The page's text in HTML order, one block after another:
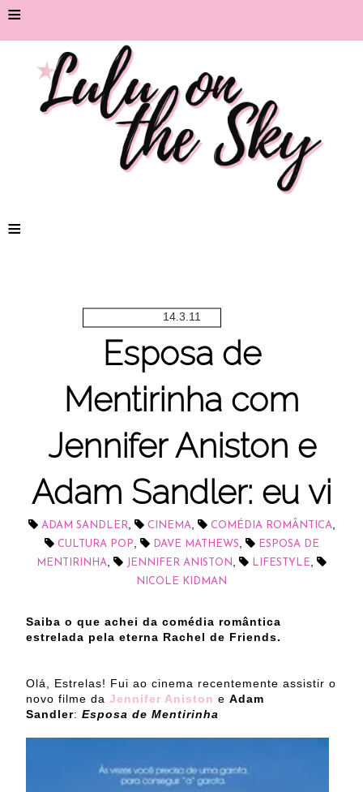
≡
≡
14.3.11
Esposa de
Mentirinha com
Jennifer Aniston e
Adam Sandler: eu vi
ADAM SANDLER, CINEMA, COMÉDIA ROMÂNTICA,
CULTURA POP, DAVE MATHEWS,
ESPOSA DE
MENTIRINHA, JENNIFER ANISTON, LIFESTYLE,
NICOLE KIDMAN
Saiba o que achei da comédia romântica
estrelada pela eterna Rachel de Friends.
Olá, Estrelas! Fui ao cinema recentemente assistir o
novo filme da Jennifer Aniston e Adam
Sandler: Esposa de Mentirinha